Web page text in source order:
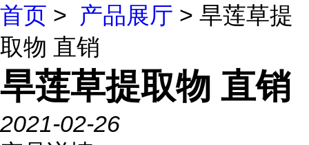
首页 > 产品展厅 > 旱莲草提
取物 直销
旱莲草提取物 直销
2021-02-26